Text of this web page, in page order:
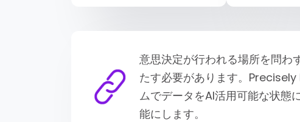
意思決定が行われる場所を問わ
たす必要があります。
ムでデータをAI活用可能な状態
能にします。